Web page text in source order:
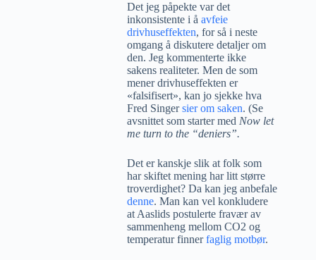
Det jeg påpekte var det
inkonsistente i å avfeie
drivhuseffekten, for så i neste
omgang å diskutere detaljer om
den. Jeg kommenterte ikke
sakens realiteter. Men de som
mener drivhuseffekten er
«falsifisert», kan jo sjekke hva
Fred Singersier om saken. (Se
avsnittet som starter med Now let
me turn to the “deniers”.
Det er kanskje slik at folk som
har skiftet mening har litt større
troverdighet? Da kan jeg anbefale
denne. Man kan vel konkludere
at Aaslids postulerte fravær av
sammenheng mellom CO2 og
temperatur finnerfaglig motbør.